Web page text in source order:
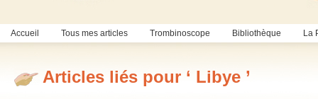
Accueil Tous mes articles Trombinoscope Bibliothèque La
Articles liés pour ‘ Libye ’